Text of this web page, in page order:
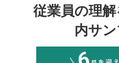
導入事例従業員の理
内サ